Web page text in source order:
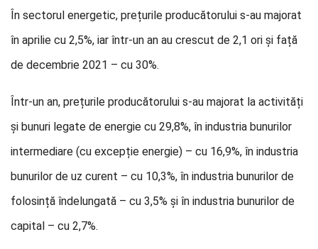
În sectorul energetic, prețurile producătorului s-au majorat
în aprilie cu 2,5%, iar într-un an au crescut de 2,1 ori și față
de decembrie 2021 – cu 30%.
Într-un an, prețurile producătorului s-au majorat la activități
și bunuri legate de energie cu 29,8%, în industria bunurilor
intermediare (cu excepție energie) – cu 16,9%, în industria
bunurilor de uz curent – cu 10,3%, în industria bunurilor de
folosință îndelungată – cu 3,5% și în industria bunurilor de
capital – cu 2,7%.